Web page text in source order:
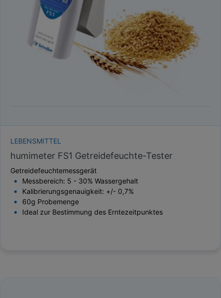
LEBENSMITTEL
humimeter FS1 Getreidefeuchte-Tester
Getreidefeuchtemessgerät
Messbereich: 5 - 30% Wassergehalt
Kalibrierungsgenauigkeit: +/- 0,7%
60g Probemenge
Ideal zur Bestimmung des Erntezeitpunktes